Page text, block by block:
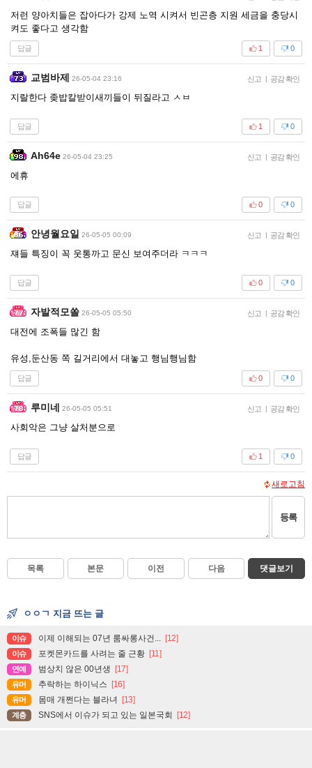
저런 양아치들은 잡아다가 강제 노역 시켜서 빈곤층 지원 세금을 충당시
켜도 좋다고 생각함
답글 0
1
교범바제 26-05-04 23:16 신고 | 공감 확인
지랄한다 좆밥칼받이새끼들이 뒤질라고 ㅅㅂ
답글 0
1
Ah64e 26-05-04 23:25 신고 | 공감 확인
에휴
답글 0
0
안녕월요일 26-05-05 00:09 신고 | 공감 확인
쟤들 특징이 꼭 웃통까고 문신 보여주더라 ㅋㅋㅋ
답글 0
0
자발적모쏠 26-05-05 05:50 신고 | 공감 확인
대전에 조폭들 많긴 함
유성,둔산동 쪽 길거리에서 대놓고 행님행님함
답글 0
0
루미네 26-05-05 05:51 신고 | 공감 확인
사회악은 그냥 살처분으로
답글 0
1
새로고침
등록
목록 본문 이전 다음 댓글보기
ㅇㅇㄱ 지금 뜨는 글
이슈 이제 이해되는 07년 룸싸롱사건... [12]
이슈 포켓몬카드를 사려는 줄 근황 [11]
연예 범상치 않은 00년생 [17]
유머 추락하는 하이닉스 [16]
유머 몸매 개쩐다는 블라녀 [13]
계층 SNS에서 이슈가 되고 있는 일본국회 [12]